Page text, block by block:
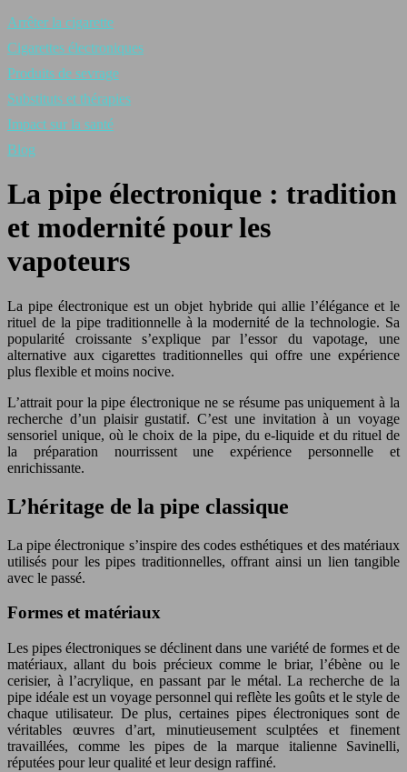
Arrêter la cigarette
Cigarettes électroniques
Produits de sevrage
Substituts et thérapies
Impact sur la santé
Blog
La pipe électronique : tradition
et modernité pour les
vapoteurs
La pipe électronique est un objet hybride qui allie l’élégance et le
rituel de la pipe traditionnelle à la modernité de la technologie. Sa
popularité croissante s’explique par l’essor du vapotage, une
alternative aux cigarettes traditionnelles qui offre une expérience
plus flexible et moins nocive.
L’attrait pour la pipe électronique ne se résume pas uniquement à la
recherche d’un plaisir gustatif. C’est une invitation à un voyage
sensoriel unique, où le choix de la pipe, du e-liquide et du rituel de
la préparation nourrissent une expérience personnelle et
enrichissante.
L’héritage de la pipe classique
La pipe électronique s’inspire des codes esthétiques et des matériaux
utilisés pour les pipes traditionnelles, offrant ainsi un lien tangible
avec le passé.
Formes et matériaux
Les pipes électroniques se déclinent dans une variété de formes et de
matériaux, allant du bois précieux comme le briar, l’ébène ou le
cerisier, à l’acrylique, en passant par le métal. La recherche de la
pipe idéale est un voyage personnel qui reflète les goûts et le style de
chaque utilisateur. De plus, certaines pipes électroniques sont de
véritables œuvres d’art, minutieusement sculptées et finement
travaillées, comme les pipes de la marque italienne Savinelli,
réputées pour leur qualité et leur design raffiné.